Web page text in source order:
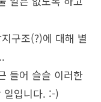
구조(?)에 대해 별
들어 슬슬 이러한
일입니다. :-)